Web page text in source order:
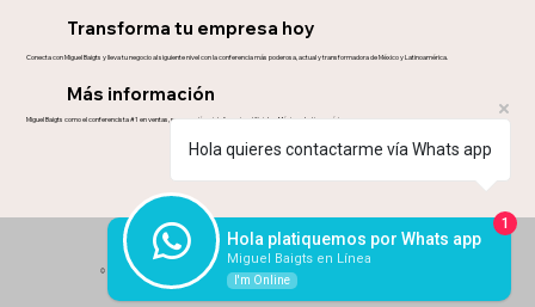
Transforma tu empresa hoy
Conecta con Miguel Baigts y lleva tu negocio al siguiente nivel con la conferencia más poderosa, actual y transformadora de México y Latinoamérica.
Más información
Miguel Baigts como el conferencista #1 en ventas, prospección e inteligencia artificial en México y Latinoamérica.
© 2024 byMikelov Studios CDMX ·5564134151
Hola quieres contactarme vía Whats app
Hola platiquemos por Whats app
Miguel Baigts en Línea
I'm Online
1